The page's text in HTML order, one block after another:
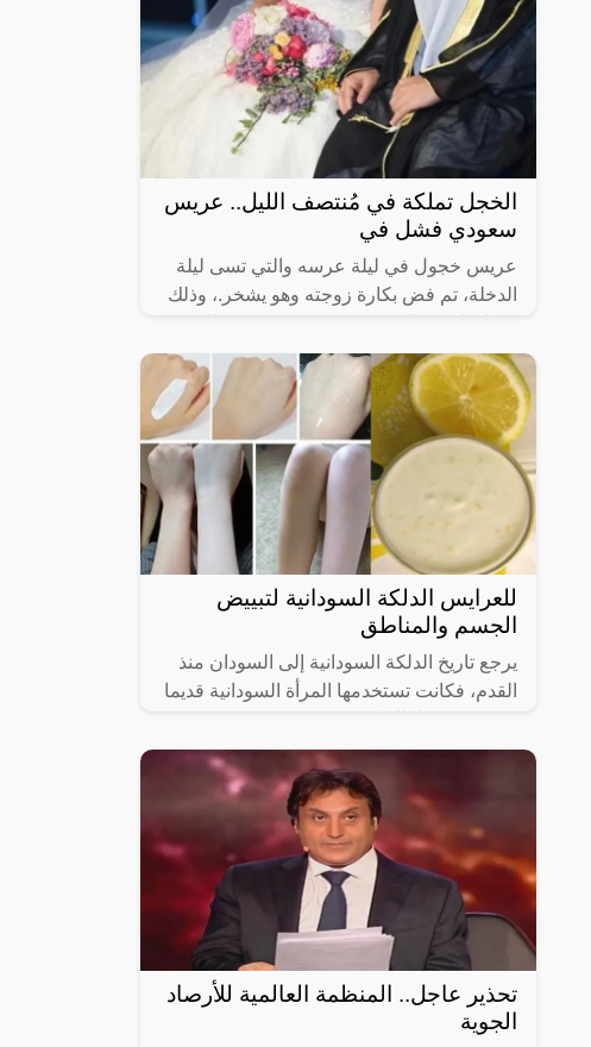
الخجل تملكة في مُنتصف الليل.. عريس
سعودي فشل في
عريس خجول في ليلة عرسه والتي تسى ليلة
الدخلة، تم فض بكارة زوجته وهو يشخر.، وذلك
إلى منازلهم بقي العريس المحتاس وحيدا
للعرايس الدلكة السودانية لتبييض
الجسم والمناطق
يرجع تاريخ الدلكة السودانية إلى السودان منذ
القدم، فكانت تستخدمها المرأة السودانية قديما
أنحاء العالم وحصلت على شهرة
تحذير عاجل.. المنظمة العالمية للأرصاد
الجوية